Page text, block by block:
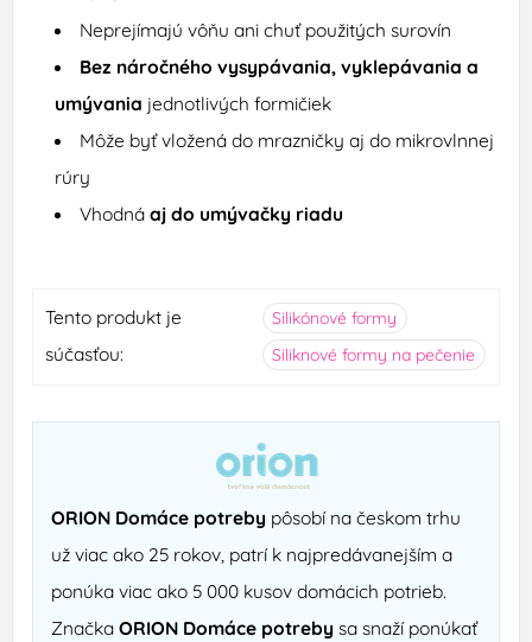
Neprejímajú vôňu ani chuť použitých surovín
Bez náročného vysypávania, vyklepávania a
umývania jednotlivých formičiek
Môže byť vložená do mrazničky aj do mikrovlnnej
rúry
Vhodnáaj do umývačky riadu
Tento produkt je
súčasťou:
Silikónové formy
Siliknové formy na pečenie
ORION Domáce potreby pôsobí na českom trhu
už viac ako 25 rokov, patrí k najpredávanejším a
ponúka viac ako 5 000 kusov domácich potrieb.
ZnačkaORION Domáce potreby sa snaží ponúkať